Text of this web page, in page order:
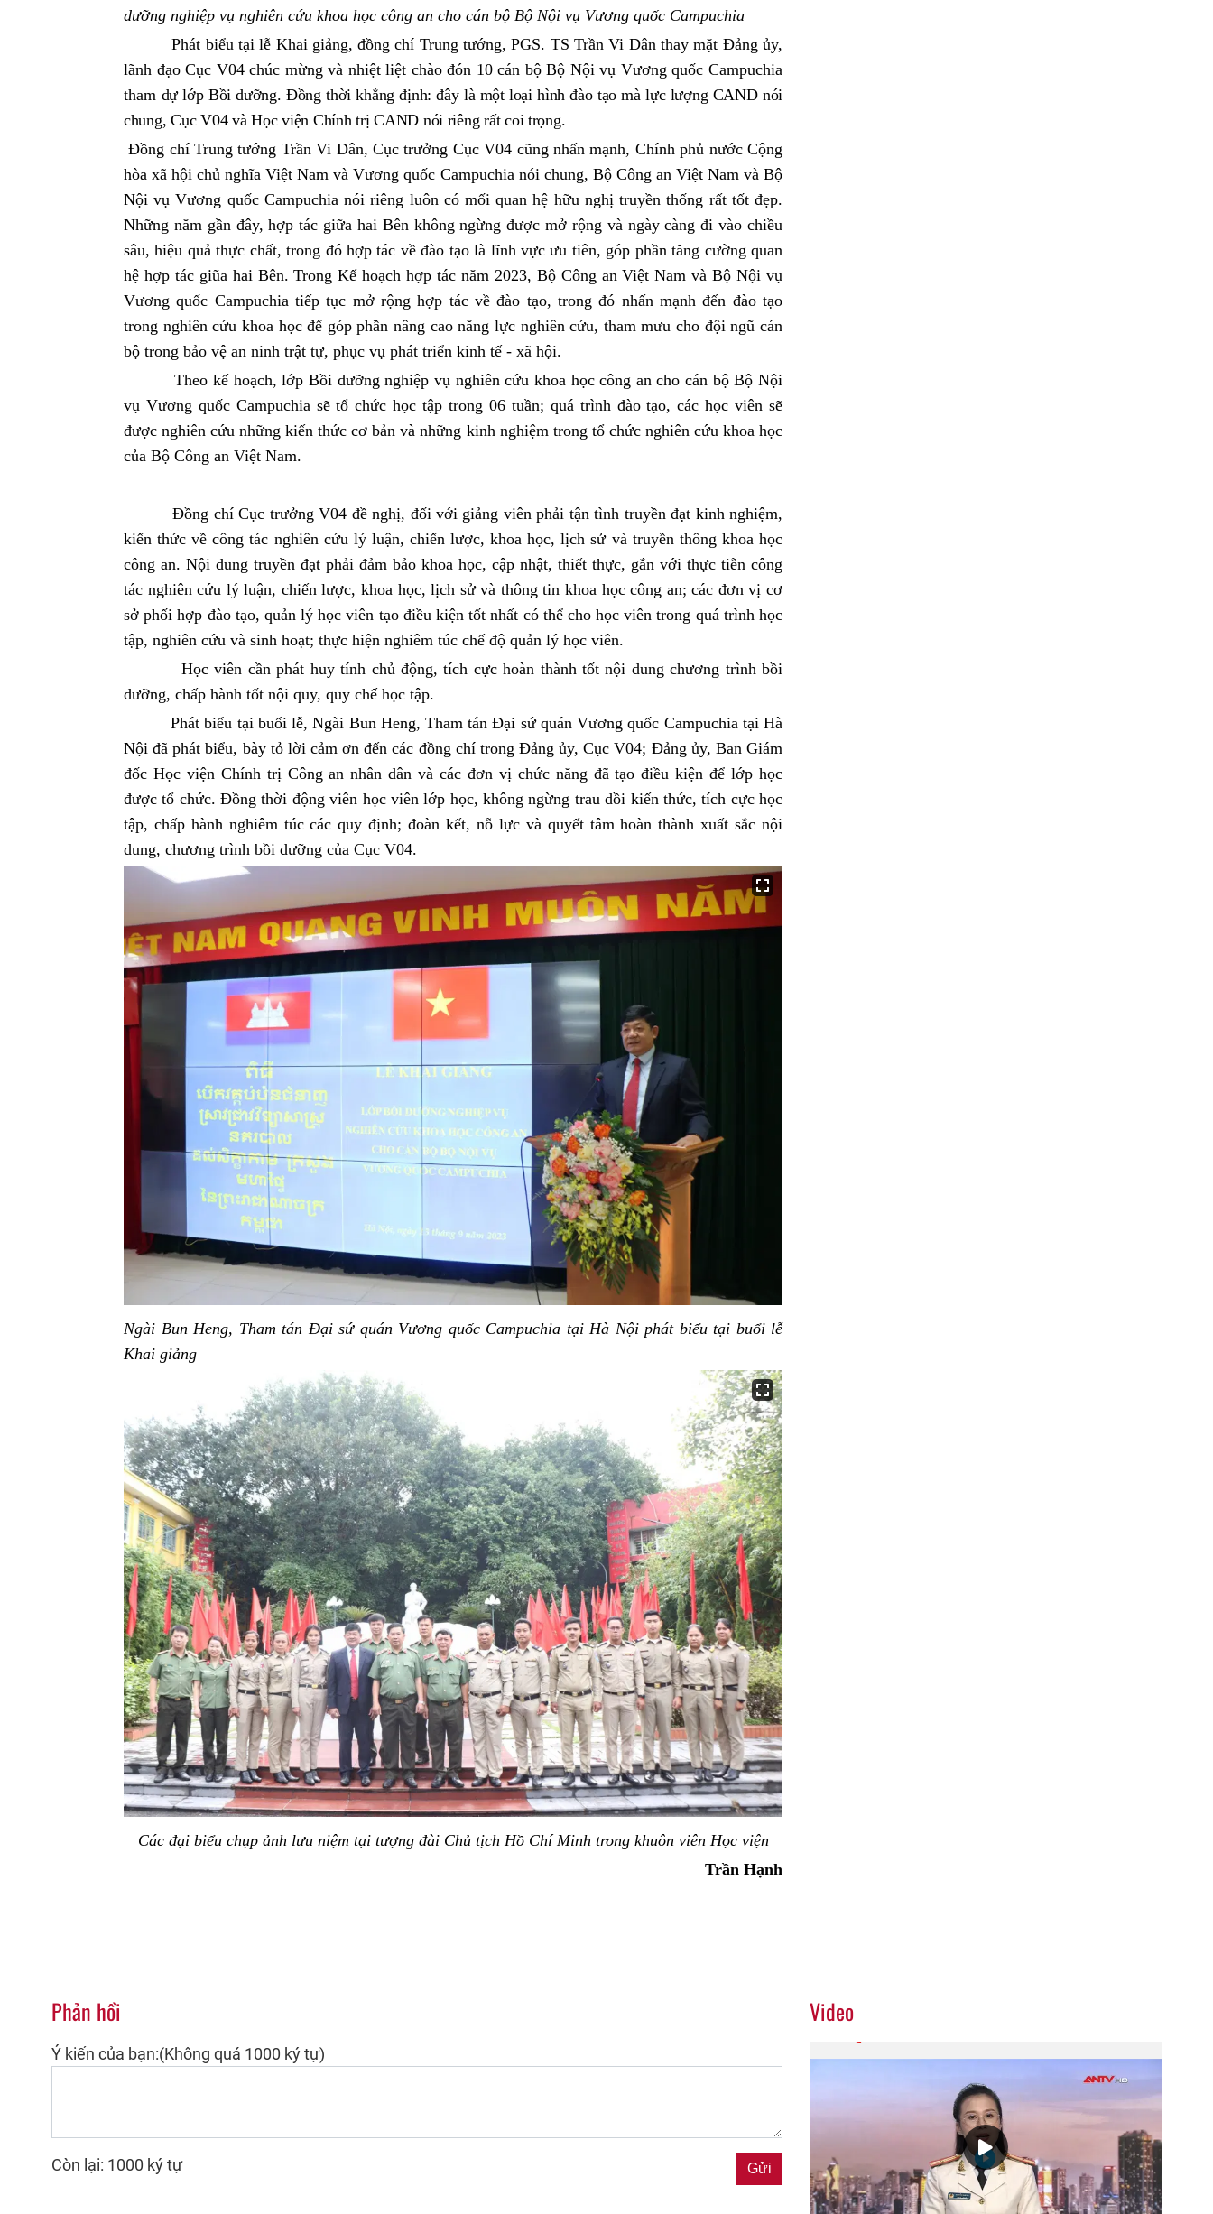
dưỡng nghiệp vụ nghiên cứu khoa học công an cho cán bộ Bộ Nội vụ Vương quốc Campuchia
Phát biểu tại lễ Khai giảng, đồng chí Trung tướng, PGS. TS Trần Vi Dân thay mặt Đảng ủy,
lãnh đạo Cục V04 chúc mừng và nhiệt liệt chào đón 10 cán bộ Bộ Nội vụ Vương quốc Campuchia
tham dự lớp Bồi dưỡng. Đồng thời khẳng định: đây là một loại hình đào tạo mà lực lượng CAND nói
chung, Cục V04 và Học viện Chính trị CAND nói riêng rất coi trọng.
Đồng chí Trung tướng Trần Vi Dân, Cục trưởng Cục V04 cũng nhấn mạnh, Chính phủ nước Cộng
hòa xã hội chủ nghĩa Việt Nam và Vương quốc Campuchia nói chung, Bộ Công an Việt Nam và Bộ
Nội vụ Vương quốc Campuchia nói riêng luôn có mối quan hệ hữu nghị truyền thống rất tốt đẹp.
Những năm gần đây, hợp tác giữa hai Bên không ngừng được mở rộng và ngày càng đi vào chiều
sâu, hiệu quả thực chất, trong đó hợp tác về đào tạo là lĩnh vực ưu tiên, góp phần tăng cường quan
hệ hợp tác giũa hai Bên. Trong Kế hoạch hợp tác năm 2023, Bộ Công an Việt Nam và Bộ Nội vụ
Vương quốc Campuchia tiếp tục mở rộng hợp tác về đào tạo, trong đó nhấn mạnh đến đào tạo
trong nghiên cứu khoa học để góp phần nâng cao năng lực nghiên cứu, tham mưu cho đội ngũ cán
bộ trong bảo vệ an ninh trật tự, phục vụ phát triển kinh tế - xã hội.
Theo kế hoạch,lớp Bồi dưỡng nghiệp vụ nghiên cứu khoa học công an cho cán bộ Bộ Nội
vụ Vương quốc Campuchia sẽ tổ chức học tập trong 06 tuần; quá trình đào tạo, các học viên sẽ
được nghiên cứu những kiến thức cơ bản và những kinh nghiệm trong tổ chức nghiên cứu khoa học
của Bộ Công an Việt Nam.
Đồng chí Cục trưởng V04 đề nghị, đối với giảng viên phải tận tình truyền đạt kinh nghiệm,
kiến thức về công tác nghiên cứu lý luận, chiến lược, khoa học, lịch sử và truyền thông khoa học
công an. Nội dung truyền đạt phải đảm bảo khoa học, cập nhật, thiết thực, gắn với thực tiễn công
tác nghiên cứu lý luận, chiến lược, khoa học, lịch sử và thông tin khoa học công an; các đơn vị cơ
sở phối hợp đào tạo, quản lý học viên tạo điều kiện tốt nhất có thể cho học viên trong quá trình học
tập, nghiên cứu và sinh hoạt; thực hiện nghiêm túc chế độ quản lý học viên.
Học viên cần phát huy tính chủ động, tích cực hoàn thành tốt nội dung chương trình bồi
dưỡng, chấp hành tốt nội quy, quy chế học tập.
Phát biểu tại buổi lễ, Ngài Bun Heng, Tham tán Đại sứ quán Vương quốc Campuchia tại Hà
Nội đã phát biểu, bày tỏ lời cảm ơn đến các đồng chí trong Đảng ủy, Cục V04; Đảng ủy, Ban Giám
đốc Học viện Chính trị Công an nhân dân và các đơn vị chức năng đã tạo điều kiện để lớp học
được tổ chức. Đồng thời động viên học viên lớp học, không ngừng trau dồi kiến thức, tích cực học
tập, chấp hành nghiêm túc các quy định; đoàn kết, nỗ lực và quyết tâm hoàn thành xuất sắc nội
dung, chương trình bồi dưỡng của Cục V04.
Ngài Bun Heng, Tham tán Đại sứ quán Vương quốc Campuchia tại Hà Nội phát biểu tại buổi lễ
Khai giảng
Các đại biểu chụp ảnh lưu niệm tại tượng đài Chủ tịch Hồ Chí Minh trong khuôn viên Học viện
Trần Hạnh
Phản hồi
Ý kiến của bạn:(Không quá 1000 ký tự)
Còn lại: 1000 ký tự
Video